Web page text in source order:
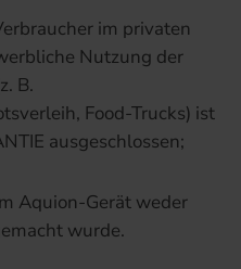
im privaten
Nutzung der
B.
Food-Trucks) ist
ausgeschlossen;
Aquion-Gerät weder
wurde.